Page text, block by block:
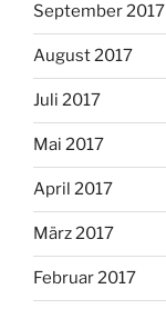
September 2017
August 2017
Juli 2017
Mai 2017
April 2017
März 2017
Februar 2017